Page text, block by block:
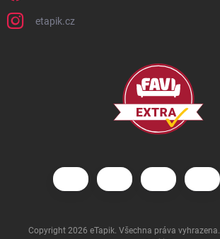
etapik.cz
Copyright 2026 eTapik. Všechna práva vyhrazena.